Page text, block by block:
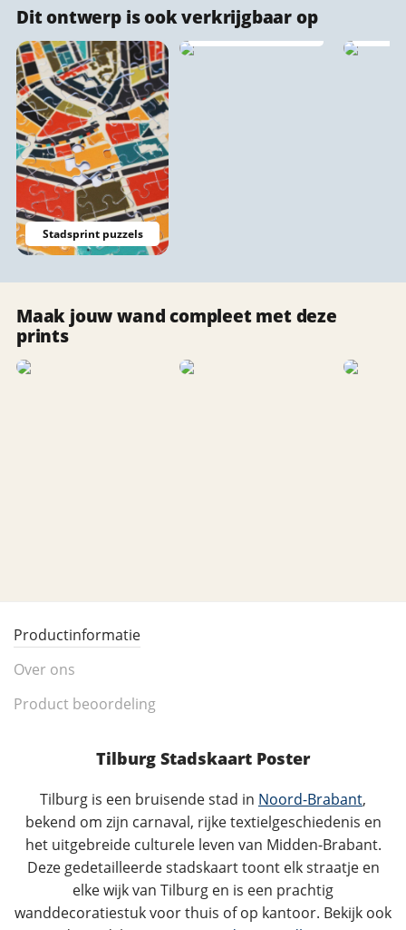
Dit ontwerp is ook verkrijgbaar op
Stadsprint puzzels
Akoestische
stadsprint
Maak jouw wand compleet met deze
prints
Productinformatie
Over ons
Product beoordeling
Tilburg Stadskaart Poster
Tilburg is een bruisende stad in Noord-Brabant,
bekend om zijn carnaval, rijke textielgeschiedenis en
het uitgebreide culturele leven van Midden-Brabant.
Deze gedetailleerde stadskaart toont elk straatje en
elke wijk van Tilburg en is een prachtig
wanddecoratiestuk voor thuis of op kantoor. Bekijk ook